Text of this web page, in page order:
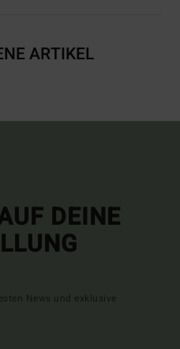
ARTIKEL
DEINE
News und exklusive